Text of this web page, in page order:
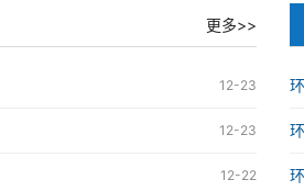
更多>>
12-23
12-23
12-22